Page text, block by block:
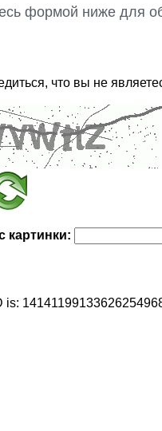
формой ниже для
что вы не
картинки:
is: